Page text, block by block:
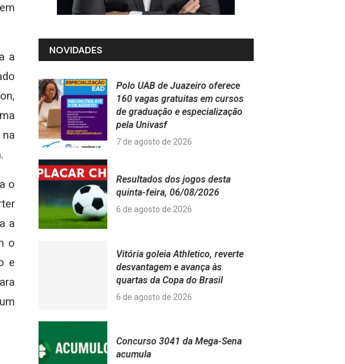
a
o
a
o
e
NOVIDADES
Polo UAB de Juazeiro oferece
160 vagas gratuitas em cursos
de graduação e especialização
pela Univasf
7 de agosto de 2026
Resultados dos jogos desta
quinta-feira, 06/08/2026
6 de agosto de 2026
Vitória goleia Athletico, reverte
desvantagem e avança às
quartas da Copa do Brasil
6 de agosto de 2026
Concurso 3041 da Mega-Sena
acumula